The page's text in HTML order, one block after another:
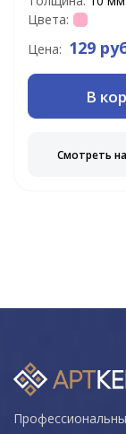
Цвета:
Цена: 129
В
Смотреть